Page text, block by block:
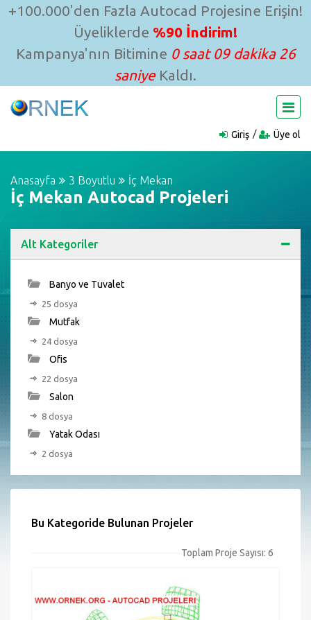
+100.000'den Fazla Autocad Projesine Erişin!
Üyeliklerde %90 İndirim!
Kampanya'nın Bitimine 0 saat 09 dakika 26
saniyeKaldı.
Giriş Üye ol
Anasayfa 3 Boyutlu İç Mekan
İç Mekan Autocad Projeleri
Alt Kategoriler
Banyo ve Tuvalet
25 dosya
Mutfak
24 dosya
Ofis
22 dosya
Salon
8 dosya
Yatak Odası
2 dosya
Bu Kategoride Bulunan Projeler
Toplam Proje Sayısı: 6